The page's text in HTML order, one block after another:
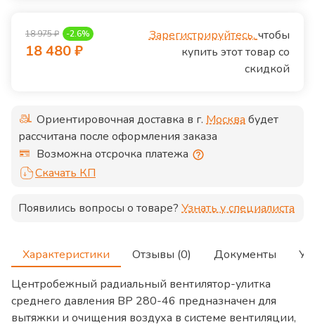
18 975₽ -2.6%
18 480₽
Зарегистрируйтесь,чтобы
купить этот товар со
скидкой
Ориентировочная доставка в г. Москвабудет
рассчитана после оформления заказа
Возможна отсрочка платежа
Скачать КП
Появились вопросы о товаре? Узнать у специалиста
Характеристики Отзывы (0) Документы
Центробежный радиальный вентилятор-улитка
среднего давления ВР 280-46 предназначен для
вытяжки и очищения воздуха в системе вентиляции,